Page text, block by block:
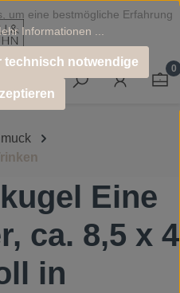
0
Eine
ca. 8,5 x 4
in
um eine bestmögliche Erfahrung
Informationen ...
technisch notwendige